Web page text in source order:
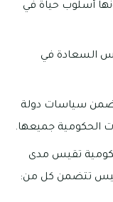
أسلوب حياة في
السعادة في
ضمن سياسات دولة
الحكومية جميعها.
تقيس مدى
وهي شاملة لـ 3 مقاييس تتضمن كل من: